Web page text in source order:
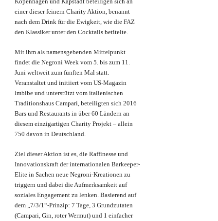
einer dieser feinern Charity Aktion, benannt
nach dem Drink für die Ewigkeit, wie die FAZ
den Klassiker unter den Cocktails betitelte.
Mit ihm als namensgebenden Mittelpunkt
findet die Negroni Week vom 5. bis zum 11.
Juni weltweit zum fünften Mal statt.
Veranstaltet und initiiert vom US-Magazin
Imbibe und unterstützt vom italienischen
Traditionshaus Campari, beteiligten sich 2016
Bars und Restaurants in über 60 Ländern an
diesem einzigartigen Charity Projekt – allein
750 davon in Deutschland.
Ziel dieser Aktion ist es, die Raffinesse und
Innovationskraft der internationalen Barkeeper-
Elite in Sachen neue Negroni-Kreationen zu
triggern und dabei die Aufmerksamkeit auf
soziales Engagement zu lenken. Basierend auf
dem „7/3/1“-Prinzip: 7 Tage, 3 Grundzutaten
(Campari, Gin, roter Wermut) und 1 einfacher